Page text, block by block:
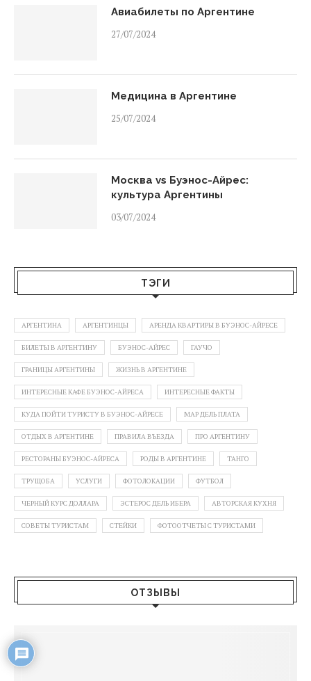
Авиабилеты по Аргентине
27/07/2024
Медицина в Аргентине
25/07/2024
Москва vs Буэнос-Айрес:
культура Аргентины
03/07/2024
ТЭГИ
АРГЕНТИНА АРГЕНТИНЦЫ АРЕНДА КВАРТИРЫ В БУЭНОС-АЙРЕСЕ
БИЛЕТЫ В АРГЕНТИНУ БУЭНОС-АЙРЕС ГАУЧО
ГРАНИЦЫ АРГЕНТИНЫ ЖИЗНЬ В АРГЕНТИНЕ
ИНТЕРЕСНЫЕ КАФЕ БУЭНОС-АЙРЕСА ИНТЕРЕСНЫЕ ФАКТЫ
КУДА ПОЙТИ ТУРИСТУ В БУЭНОС-АЙРЕСЕ МАР ДЕЛЬ ПЛАТА
ОТДЫХ В АРГЕНТИНЕ ПРАВИЛА ВЪЕЗДА ПРО АРГЕНТИНУ
РЕСТОРАНЫ БУЭНОС-АЙРЕСА РОДЫ В АРГЕНТИНЕ ТАНГО
ТРУЩОБА УСЛУГИ ФОТОЛОКАЦИИ ФУТБОЛ
ЧЕРНЫЙ КУРС ДОЛЛАРА ЭСТЕРОС ДЕЛЬ ИБЕРА АВТОРСКАЯ КУХНЯ
СОВЕТЫ ТУРИСТАМ СТЕЙКИ ФОТООТЧЕТЫ С ТУРИСТАМИ
ОТЗЫВЫ